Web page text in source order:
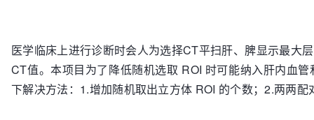
医学临床上进行诊断时会人为选择CT平扫肝、脾显示最大
CT值。本项目为了降低随机选取 ROI 时可能纳入肝内血
下解决方法：1.增加随机取出立方体 ROI 的个数；2.两两